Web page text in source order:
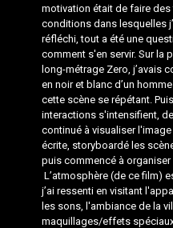
motivation était de faire
conditions dans lesquelles
réfléchi, tout a été une
comment s'en servir. Sur la
long-métrage Zero , j’avais
en noir et blanc d’un
cette scène se répétant.
interactions s'intensifient,
continué à visualiser
écrite, storyboardé les
puis commencé à organiser
L’atmosphère (de ce film)
j’ai ressenti en visitant
les sons, l'ambiance de la
maquillages/effets